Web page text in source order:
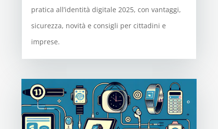
pratica all’identità digitale 2025, con vantaggi,
sicurezza, novità e consigli per cittadini e
imprese.